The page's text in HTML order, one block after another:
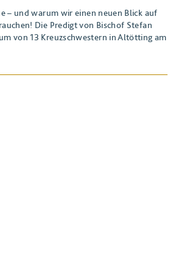
– und warum wir einen neuen Blick auf
Die Predigt von Bischof Stefan
von 13 Kreuzschwestern in Altötting am